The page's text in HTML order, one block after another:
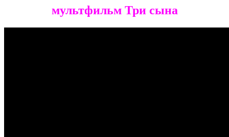
мультфильм Три сына